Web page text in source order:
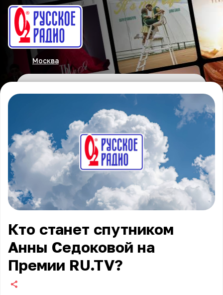
Москва
Кто станет спутником
Анны Седоковой на
Премии RU.TV?